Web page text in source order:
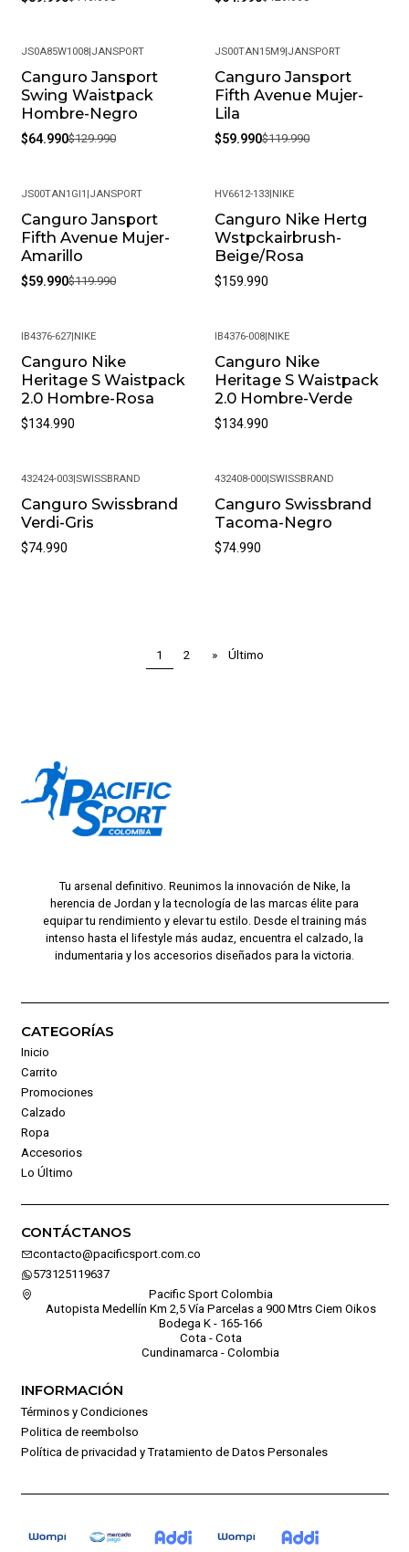
-50%
JS0A85W1008| JANSPORT
Canguro Jansport
Swing Waistpack
Hombre-Negro
$64.990$129.990
-50%
JS00TAN15M9 JANSPORT
Canguro Jansport
Fifth Avenue Mujer-
Lila
$59.990$119.990
-50%
JS00TAN1GI1 JANSPORT
Canguro Jansport
Fifth Avenue Mujer-
Amarillo
$59.990$119.990
HV6612-133 NIKE
Canguro Nike Hertg
Wstpckairbrush-
Beige/Rosa
$159.990
IB4376-627| NIKE
Canguro Nike
Heritage S Waistpack
2.0 Hombre-Rosa
$134.990
IB4376-008 NIKE
Canguro Nike
Heritage S Waistpack
2.0 Hombre-Verde
$134.990
432424-003| SWISSBRAND
Canguro Swissbrand
Verdi-Gris
$74.990
432408-000 |SWISSBRAND
Canguro Swissbrand
Tacoma-Negro
$74.990
1 2 » Último
Tu arsenal definitivo. Reunimos la innovación de Nike, la
herencia de Jordan y la tecnología de las marcas élite para
equipar tu rendimiento y elevar tu estilo. Desde el training más
intenso hasta el lifestyle más audaz, encuentra el calzado, la
indumentaria y los accesorios diseñados para la victoria.
CATEGORÍAS
Inicio
Carrito
Promociones
Calzado
Ropa
Accesorios
Lo Último
CONTÁCTANOS
contacto@pacificsport.com.co
573125119637
Pacific Sport Colombia
Autopista Medellín Km 2,5 Vía Parcelas a 900 Mtrs Ciem Oikos
Bodega K - 165-166
Cota - Cota
Cundinamarca - Colombia
INFORMACIÓN
Términos y Condiciones
Politica de reembolso
Política de privacidad y Tratamiento de Datos Personales